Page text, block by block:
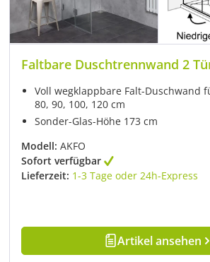
Faltbare Duschtrennwand 2
Voll wegklappbare Falt-Duschwand
80, 90, 100, 120 cm
Sonder-Glas-Höhe 173 cm
Modell: AKFO
Sofort verfügbar
Lieferzeit: 1-3 Tage oder 24h-Express
Artikel ansehen